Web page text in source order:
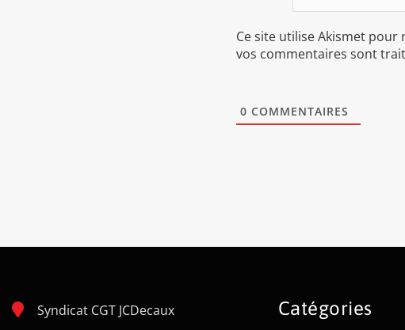
Ce site utilise Akismet pour
vos commentaires sont
0 COMMENTAIRES
Syndicat CGT JCDecaux
Catégories